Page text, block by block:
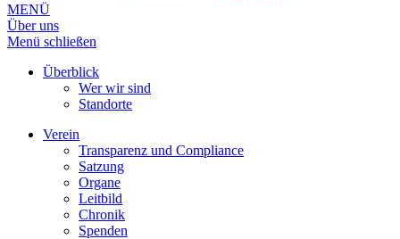
MENÜ
Über uns
Menü schließen
Überblick
Wer wir sind
Standorte
Verein
Transparenz und Compliance
Satzung
Organe
Leitbild
Chronik
Spenden